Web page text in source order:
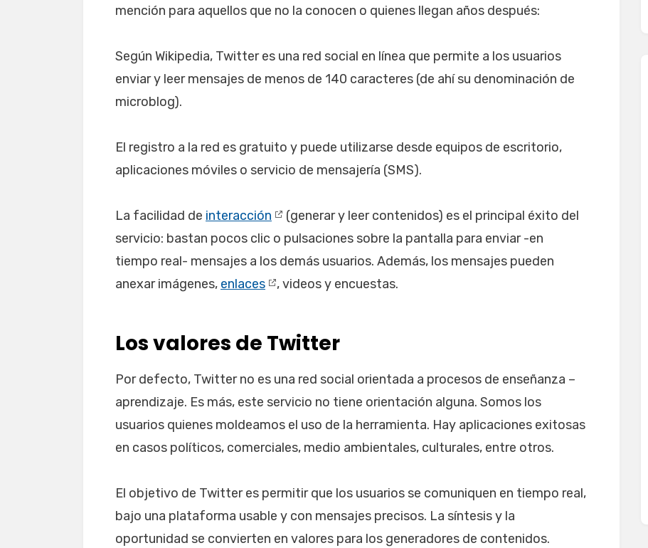
mención para aquellos que no la conocen o quienes llegan años después:
Según Wikipedia, Twitter es una red social en línea que permite a los usuarios
enviar y leer mensajes de menos de 140 caracteres (de ahí su denominación de
microblog).
El registro a la red es gratuito y puede utilizarse desde equipos de escritorio,
aplicaciones móviles o servicio de mensajería (SMS).
La facilidad de interacción
(generar y leer contenidos) es el principal éxito del
servicio: bastan pocos clic o pulsaciones sobre la pantalla para enviar -en
tiempo real- mensajes a los demás usuarios. Además, los mensajes pueden
anexar imágenes, enlaces , videos y encuestas.
Los valores de Twitter
Por defecto, Twitter no es una red social orientada a procesos de enseñanza –
aprendizaje. Es más, este servicio no tiene orientación alguna. Somos los
usuarios quienes moldeamos el uso de la herramienta. Hay aplicaciones exitosas
en casos políticos, comerciales, medio ambientales, culturales, entre otros.
El objetivo de Twitter es permitir que los usuarios se comuniquen en tiempo real,
bajo una plataforma usable y con mensajes precisos. La síntesis y la
oportunidad se convierten en valores para los generadores de contenidos.